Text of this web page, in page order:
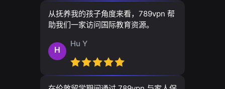
从抚养我的孩子角度来看，789vpn 帮
助我们一家访问国际教育资源。
H
Hu Y